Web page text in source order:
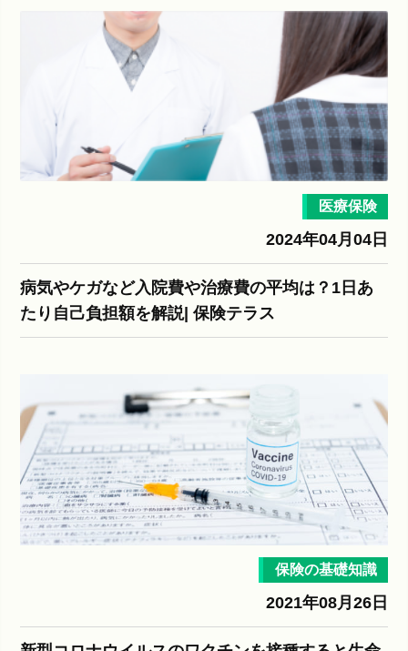
医療保険
2024年04月04日
病気やケガなど入院費や治療費の平均は？1日あ
たり自己負担額を解説| 保険テラス
保険の基礎知識
2021年08月26日